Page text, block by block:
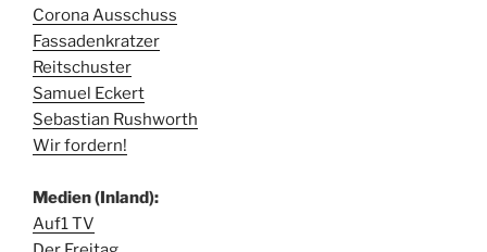
Corona Ausschuss
Fassadenkratzer
Reitschuster
Samuel Eckert
Sebastian Rushworth
Wir fordern!
Medien (Inland):
Auf1 TV